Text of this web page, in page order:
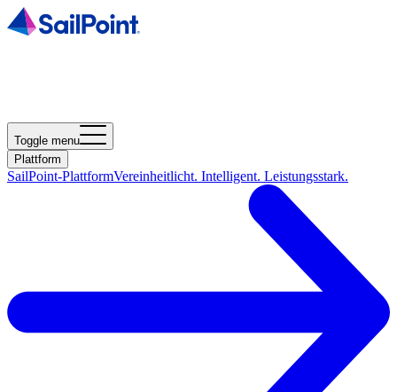
Toggle menu
Plattform
SailPoint-PlattformVereinheitlicht. Intelligent. Leistungsstark.